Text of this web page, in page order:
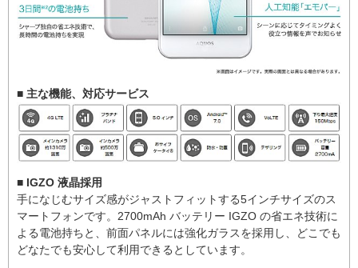
■ 主な機能、対応サービス
■ IGZO 液晶採用
手になじむサイズ感がジャストフィットする5インチサイズのス
マートフォンです。2700mAh バッテリー IGZO の省エネ技術に
よる電池持ちと、前面パネルには強化ガラスを採用し、どこでも
どなたでも安心して利用できるとしています。